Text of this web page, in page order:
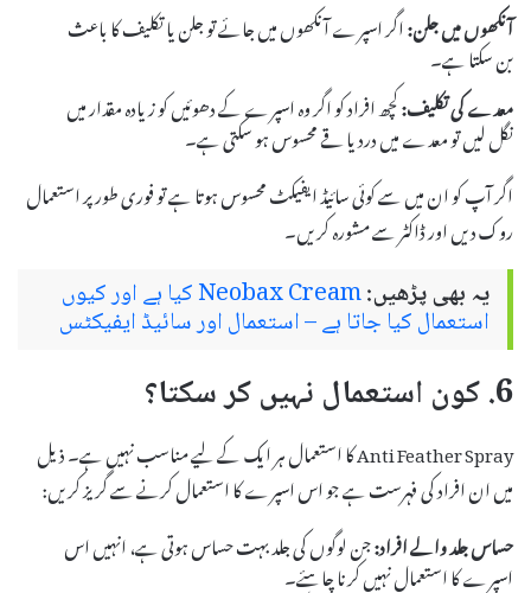
آنکھوں میں جلن:اگر اسپرے آنکھوں میں جائے تو جلن یا تکلیف کا باعث
بن سکتا ہے۔
معدے کی تکلیف:کچھ افراد کو اگر وہ اسپرے کے دھوئیں کو زیادہ مقدار میں
نگل لیں تو معدے میں درد یا قے محسوس ہو سکتی ہے۔
اگر آپ کو ان میں سے کوئی سائیڈ ایفیکٹ محسوس ہوتا ہے تو فوری طور پر استعمال
روک دیں اور ڈاکٹر سے مشورہ کریں۔
یہ بھی پڑھیں: Neobax Cream کیا ہے اور کیوں
استعمال کیا جاتا ہے – استعمال اور سائیڈ ایفیکٹس
6. کون استعمال نہیں کر سکتا؟
Anti Feather Spray کا استعمال ہر ایک کے لیے مناسب نہیں ہے۔ ذیل
میں ان افراد کی فہرست ہے جو اس اسپرے کا استعمال کرنے سے گریز کریں:
حساس جلد والے افراد:جن لوگوں کی جلد بہت حساس ہوتی ہے، انہیں اس
اسپرے کا استعمال نہیں کرنا چاہئے۔